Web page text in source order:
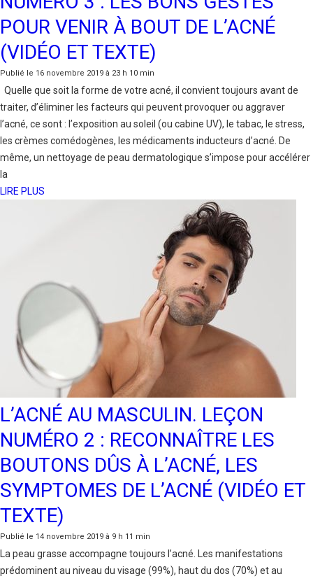
POUR VENIR À BOUT DE L’ACNÉ
(VIDÉO ET TEXTE)
Publié le 16 novembre 2019 à 23 h 10 min
Quelle que soit la forme de votre acné, il convient toujours avant de
traiter, d’éliminer les facteurs qui peuvent provoquer ou aggraver
l’acné, ce sont : l’exposition au soleil (ou cabine UV), le tabac, le stress,
les crèmes comédogènes, les médicaments inducteurs d’acné. De
même, un nettoyage de peau dermatologique s’impose pour accélérer
la
LIRE PLUS
L’ACNÉ AU MASCULIN. LEÇON
NUMÉRO 2 : RECONNAÎTRE LES
BOUTONS DÛS À L’ACNÉ, LES
SYMPTOMES DE L’ACNÉ (VIDÉO ET
TEXTE)
Publié le 14 novembre 2019 à 9 h 11 min
La peau grasse accompagne toujours l’acné. Les manifestations
prédominent au niveau du visage (99%), haut du dos (70%) et au